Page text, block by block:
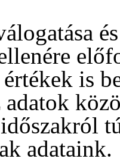
értékek is
adatok
adataink.